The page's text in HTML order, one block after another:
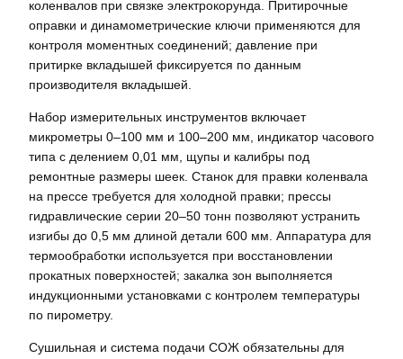
коленвалов при связке электрокорунда. Притирочные
оправки и динамометрические ключи применяются для
контроля моментных соединений; давление при
притирке вкладышей фиксируется по данным
производителя вкладышей.
Набор измерительных инструментов включает
микрометры 0–100 мм и 100–200 мм, индикатор часового
типа с делением 0,01 мм, щупы и калибры под
ремонтные размеры шеек. Станок для правки коленвала
на прессе требуется для холодной правки; прессы
гидравлические серии 20–50 тонн позволяют устранить
изгибы до 0,5 мм длиной детали 600 мм. Аппаратура для
термообработки используется при восстановлении
прокатных поверхностей; закалка зон выполняется
индукционными установками с контролем температуры
по пирометру.
Сушильная и система подачи СОЖ обязательны для